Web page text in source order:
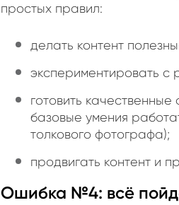
простых правил:
делать контент
экспериментировать с
готовить
базовые умения
толкового фотографа);
продвигать контент и
Ошибка №4: всё